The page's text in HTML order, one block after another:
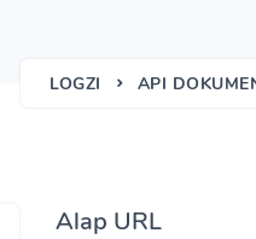
LOGZI API
Alap URL